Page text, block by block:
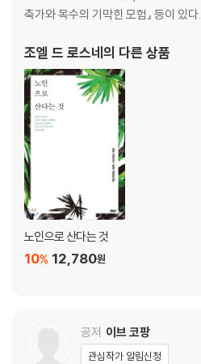
축가와 목수의 기막힌 모험』 등이 있다.
조엘 드 로스네 의 다른 상품
노인으로 산다는 것
12,780원
10%
공저 이브 코팡
관심작가 알림신청